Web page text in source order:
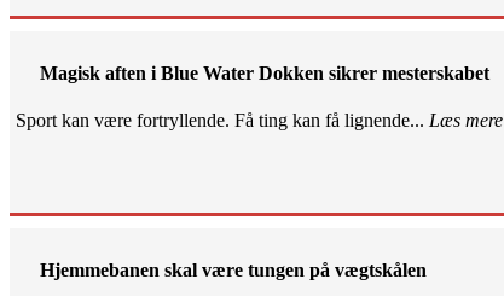
Magisk aften i Blue Water Dokken sikrer mesterskabet
Sport kan være fortryllende. Få ting kan få lignende... Læs mere
Hjemmebanen skal være tungen på vægtskålen